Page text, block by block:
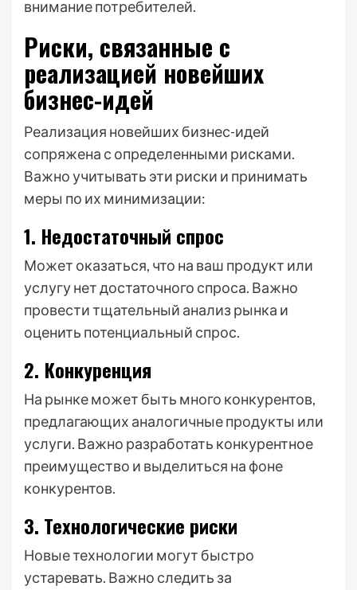
внимание потребителей.
Риски, связанные с
реализацией новейших
бизнес-идей
Реализация новейших бизнес-идей
сопряжена с определенными рисками.
Важно учитывать эти риски и принимать
меры по их минимизации:
1. Недостаточный спрос
Может оказаться, что на ваш продукт или
услугу нет достаточного спроса. Важно
провести тщательный анализ рынка и
оценить потенциальный спрос.
2. Конкуренция
На рынке может быть много конкурентов,
предлагающих аналогичные продукты или
услуги. Важно разработать конкурентное
преимущество и выделиться на фоне
конкурентов.
3. Технологические риски
Новые технологии могут быстро
устаревать. Важно следить за